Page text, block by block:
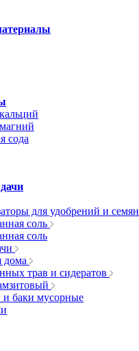
сода
для удобрений и семян
соль
соль
дома
трав и сидератов
баки мусорные